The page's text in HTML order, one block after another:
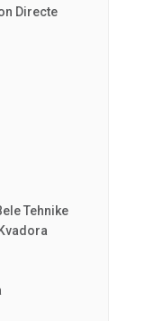
Directe
Tehnike